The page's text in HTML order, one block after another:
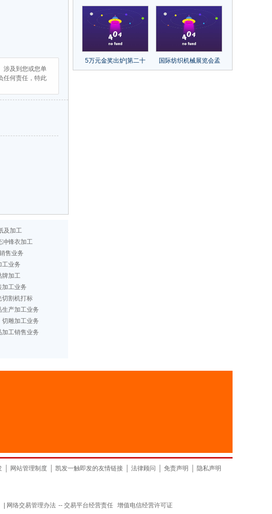
涉及到您或您单
任何责任，特此
及加工
冲锋衣加工
售业务
工业务
牌加工
加工业务
切割机打标
产加工业务
雕加工业务
工销售业务
会经济发展指数工作经
验分享会
能较快回升 ——2023年
11月份制造业pmi分析
5万元金奖出炉|第二十
届中国（大朗）毛织服
国际纺织机械展览会孟
加拉国观众组织推介会
网站管理制度 凯发一触即发的友情链接 法律顾问 免责声明
隐私声明
网络交易管理办法 -- 交易平台经营责任 增值电信经营许可证